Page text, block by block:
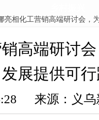
亮相化工营销高端研讨会，
高端研讨
展提供可
4:28 来源：义